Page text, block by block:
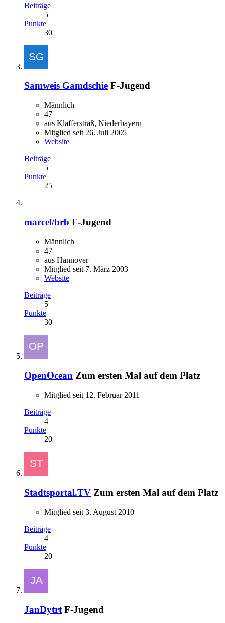
Beiträge
5
Punkte
30
Samweis Gamdschie F-Jugend
Männlich
47
aus Klafferstraß, Niederbayern
Mitglied seit 26. Juli 2005
Website
Beiträge
5
Punkte
25
marcel/brb F-Jugend
Männlich
47
aus Hannover
Mitglied seit 7. März 2003
Website
Beiträge
5
Punkte
30
OpenOcean Zum ersten Mal auf dem Platz
Mitglied seit 12. Februar 2011
Beiträge
4
Punkte
20
Stadtsportal.TV Zum ersten Mal auf dem Platz
Mitglied seit 3. August 2010
Beiträge
4
Punkte
20
JanDytrt F-Jugend